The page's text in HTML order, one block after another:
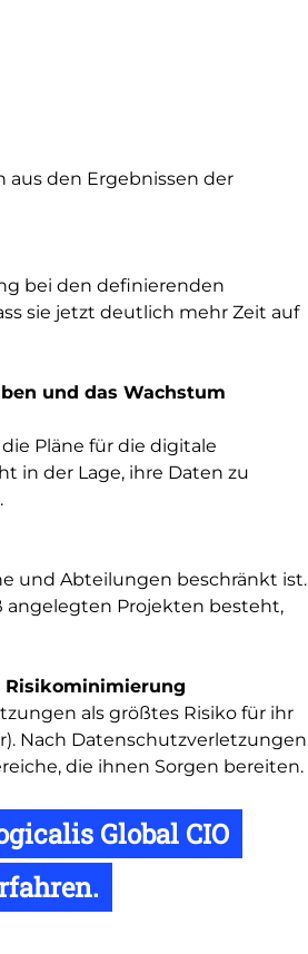
aus den Ergebnissen der
bei den definierenden
sie jetzt deutlich mehr Zeit auf
und das Wachstum
Pläne für die digitale
in der Lage, ihre Daten zu
und Abteilungen beschränkt ist.
angelegten Projekten besteht,
als größtes Risiko für ihr
Nach Datenschutzverletzungen
die ihnen Sorgen bereiten.
Global CIO